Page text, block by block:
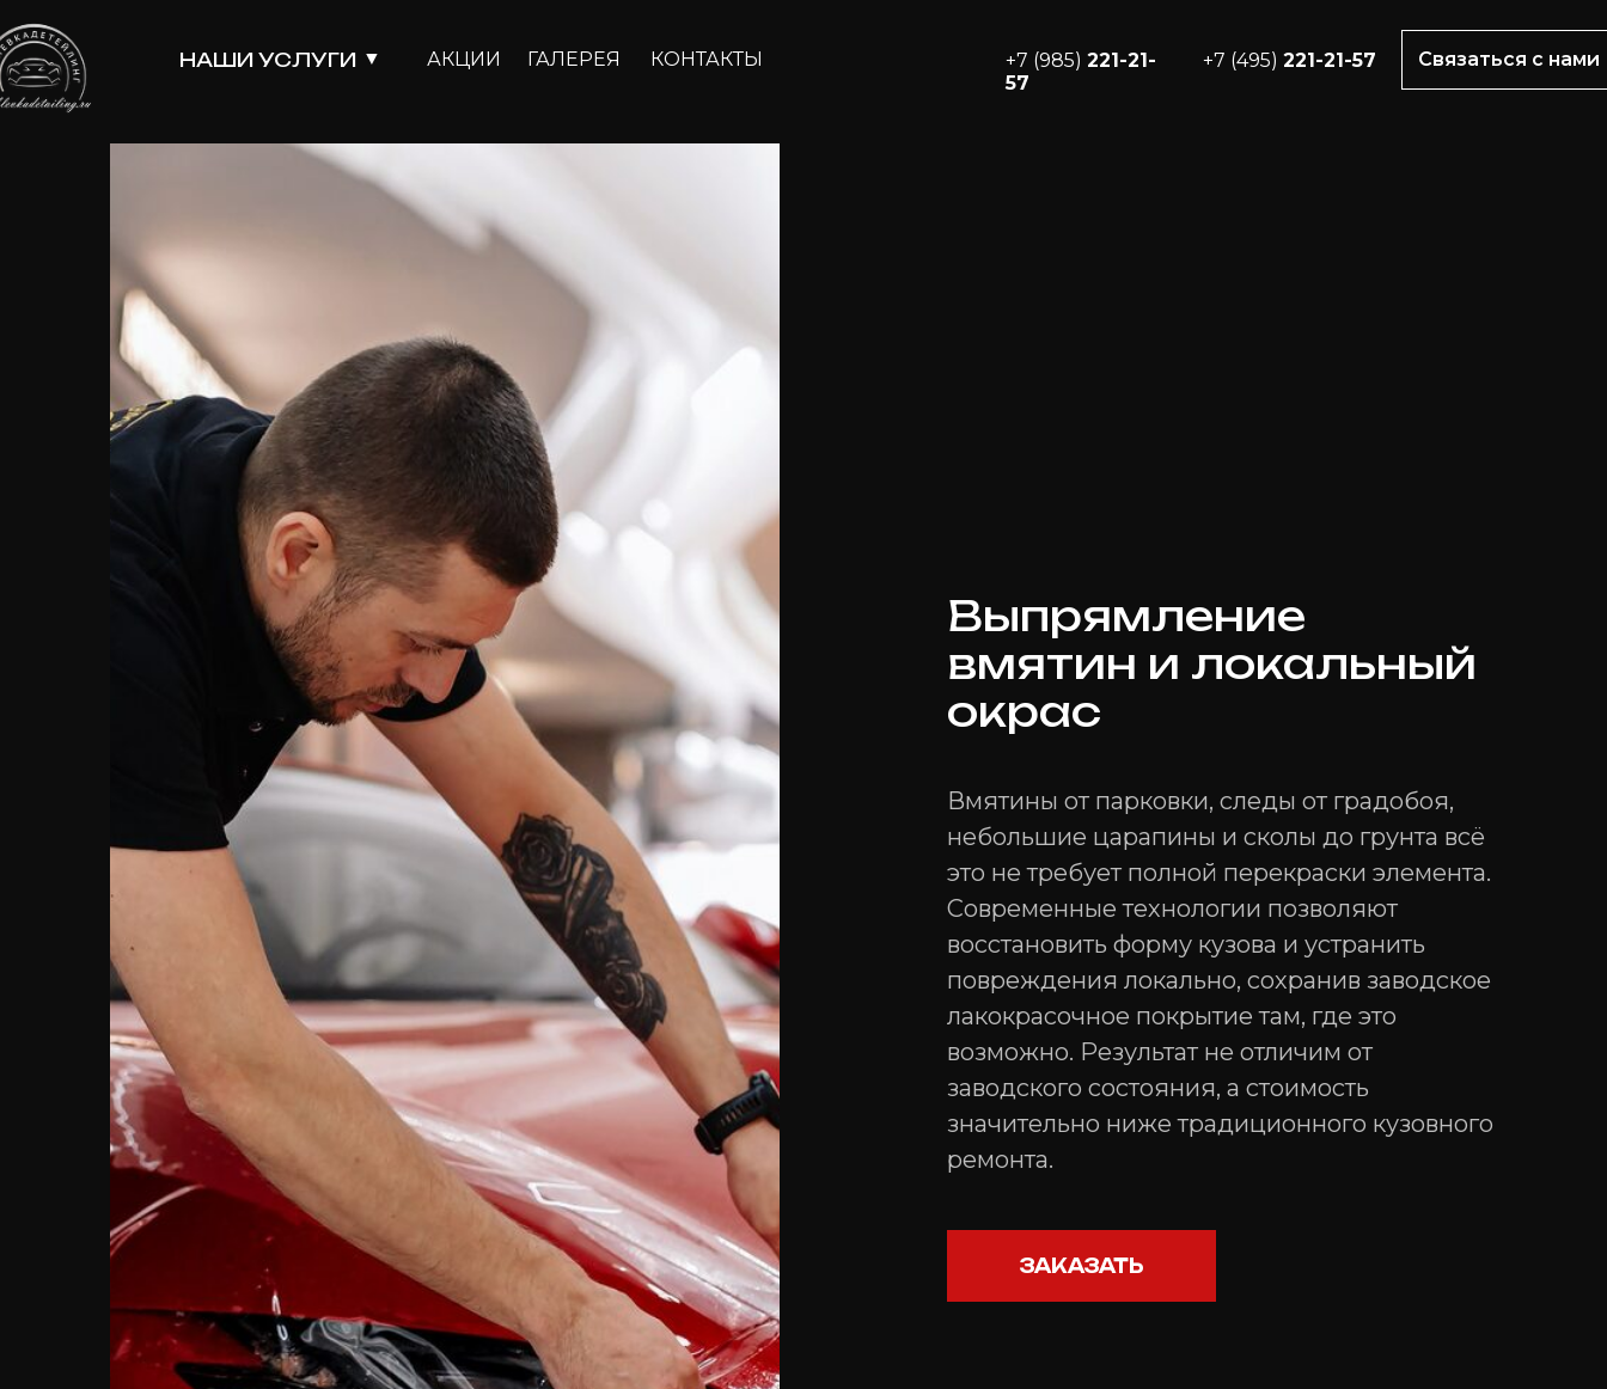
НАШИ УСЛУГИ АКЦИИ ГАЛЕРЕЯ КОНТАКТЫ +7 (985) 221-21-
57
+7 (495) 221-21-57 Связаться с нами
▼
Выпрямление
вмятин и локальный
окрас
Вмятины от парковки, следы от градобоя,
небольшие царапины и сколы до грунта всё
это не требует полной перекраски элемента.
Современные технологии позволяют
восстановить форму кузова и устранить
повреждения локально, сохранив заводское
лакокрасочное покрытие там, где это
возможно. Результат не отличим от
заводского состояния, а стоимость
значительно ниже традиционного кузовного
ремонта.
ЗАКАЗАТЬ